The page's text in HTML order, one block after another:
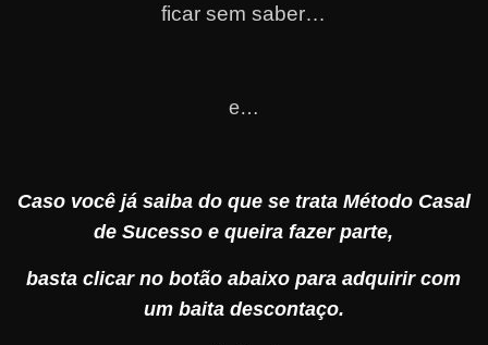
ficar sem saber…
e…
Caso você já saiba do que se trata Método Casal
de Sucesso e queira fazer parte,
basta clicar no botão abaixo para adquirir com
um baita descontaço.